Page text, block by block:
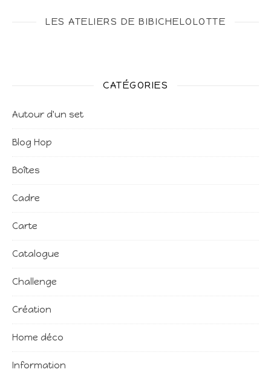
LES ATELIERS DE BIBICHELOLOTTE
CATÉGORIES
Autour d'un set
Blog Hop
Boîtes
Cadre
Carte
Catalogue
Challenge
Création
Home déco
Information